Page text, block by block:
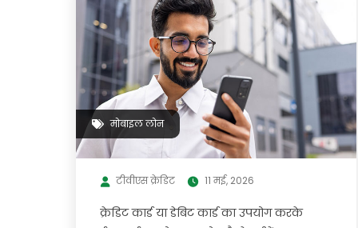
मोबाइल लोन
टीवीएस क्रेडिट 11 मई, 2026
क्रेडिट कार्ड या डेबिट कार्ड का उपयोग करके